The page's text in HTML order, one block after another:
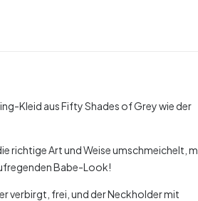
Kleid aus Fifty Shades of Grey wie der
richtige Art und Weise umschmeichelt,
Babe-Look!
verbirgt, frei, und der Neckholder mit